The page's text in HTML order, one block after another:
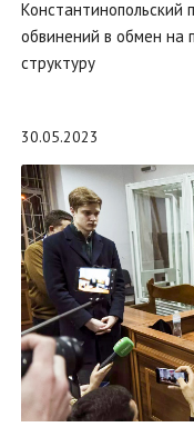
Константинопольский
обвинений в обмен на
структуру
30.05.2023